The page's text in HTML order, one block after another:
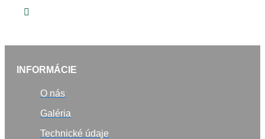
INFORMÁCIE
O nás
Galéria
Technické údaje